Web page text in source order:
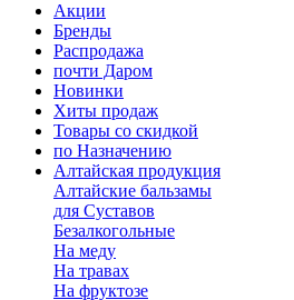
Акции
Бренды
Распродажа
почти Даром
Новинки
Хиты продаж
Товары со скидкой
по Назначению
Алтайская продукция
Алтайские бальзамы
для Суставов
Безалкогольные
На меду
На травах
На фруктозе